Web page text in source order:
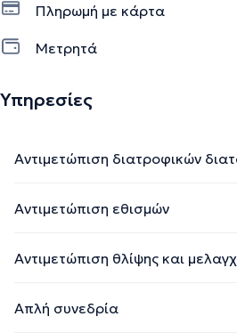
Πληρωμή με κάρτα
Μετρητά
Υπηρεσίες
Αντιμετώπιση διατροφικών
Αντιμετώπιση εθισμών
Αντιμετώπιση θλίψης και
Απλή συνεδρία